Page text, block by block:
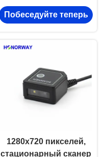
модуль чтения штрих-
кодов с компактным
Побеседуйте теперь
1280x720 пикселей,
стационарный сканер